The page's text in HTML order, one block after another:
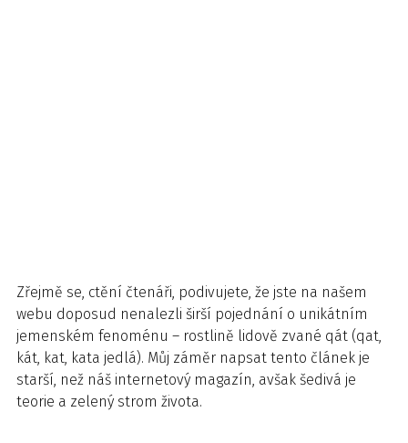
Zřejmě se, ctění čtenáři, podivujete, že jste na našem
webu doposud nenalezli širší pojednání o unikátním
jemenském fenoménu – rostlině lidově zvané qát (qat,
kát, kat, kata jedlá). Můj záměr napsat tento článek je
starší, než náš internetový magazín, avšak šedivá je
teorie a zelený strom života.